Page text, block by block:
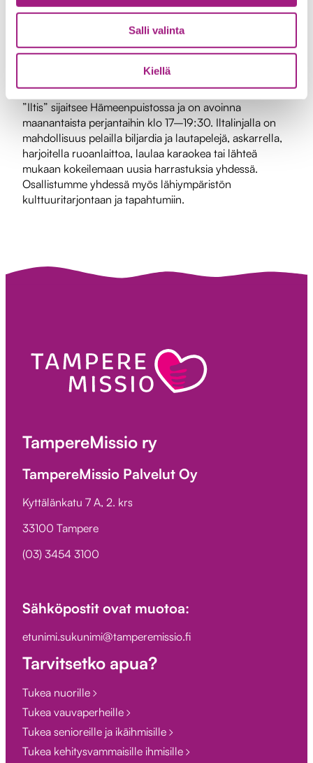
Salli valinta
Kiellä
kehitysvammaisille ja erityistä tukea tarvitseville nuorille
ja aikuisille tarkoitettu matalan kynnyksen toimitila.
”Iltis” sijaitsee Hämeenpuistossa ja on avoinna
maanantaista perjantaihin klo 17–19:30. Iltalinjalla on
mahdollisuus pelailla biljardia ja lautapelejä, askarrella,
harjoitella ruoanlaittoa, laulaa karaokea tai lähteä
mukaan kokeilemaan uusia harrastuksia yhdessä.
Osallistumme yhdessä myös lähiympäristön
kulttuuritarjontaan ja tapahtumiin.
TampereMissio ry
TampereMissio Palvelut Oy
Kyttälänkatu 7 A, 2. krs
33100 Tampere
(03) 3454 3100
Sähköpostit ovat muotoa:
etunimi.sukunimi@tamperemissio.fi
Tarvitsetko apua?
Tukea nuorille
Tukea vauvaperheille
Tukea senioreille ja ikäihmisille
Tukea kehitysvammaisille ihmisille